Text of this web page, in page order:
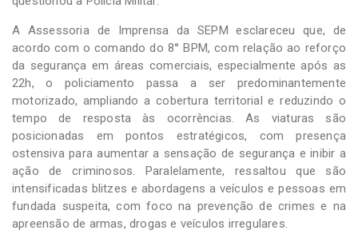
A Assessoria de Imprensa da SEPM esclareceu que, de
acordo com o comando do 8° BPM, com relação ao reforço
da segurança em áreas comerciais, especialmente após as
22h, o policiamento passa a ser predominantemente
motorizado, ampliando a cobertura territorial e reduzindo o
tempo de resposta às ocorrências. As viaturas são
posicionadas em pontos estratégicos, com presença
ostensiva para aumentar a sensação de segurança e inibir a
ação de criminosos. Paralelamente, ressaltou que são
intensificadas blitzes e abordagens a veículos e pessoas em
fundada suspeita, com foco na prevenção de crimes e na
apreensão de armas, drogas e veículos irregulares.